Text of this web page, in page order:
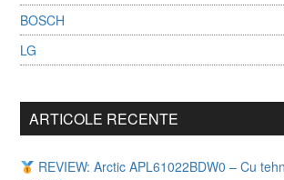
BOSCH
LG
ARTICOLE RECENTE
REVIEW: Arctic APL61022BDW0 – Cu